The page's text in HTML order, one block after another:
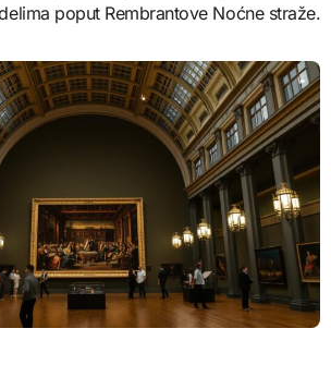
poput Rembrantove Noćne straže.